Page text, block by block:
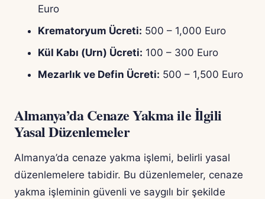
Euro
Krematoryum Ücreti: 500 – 1,000 Euro
Kül Kabı (Urn) Ücreti: 100 – 300 Euro
Mezarlık ve Defin Ücreti: 500 – 1,500 Euro
Almanya’da Cenaze Yakma ile İlgili
Yasal Düzenlemeler
Almanya’da cenaze yakma işlemi, belirli yasal
düzenlemelere tabidir. Bu düzenlemeler, cenaze
yakma işleminin güvenli ve saygılı bir şekilde